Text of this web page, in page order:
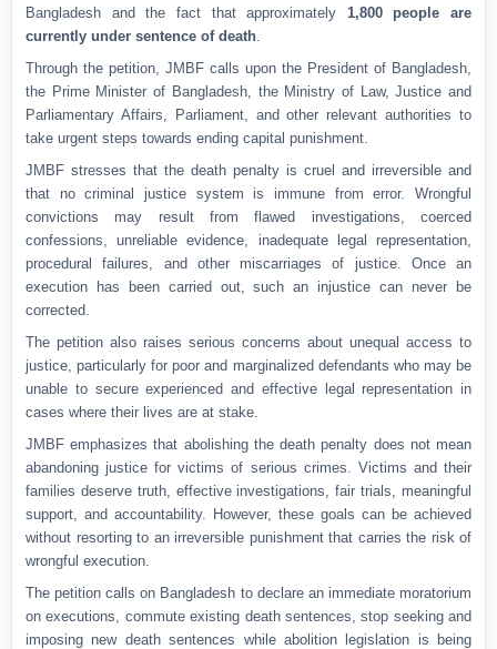
Bangladesh and the fact that approximately 1,800 people are
currently under sentence of death
Through the petition, JMBF calls upon the President of Bangladesh,
the Prime Minister of Bangladesh, the Ministry of Law, Justice and
Parliamentary Affairs, Parliament, and other relevant authorities to
take urgent steps towards ending capital punishment.
JMBF stresses that the death penalty is cruel and irreversible and
that no criminal justice system is immune from error. Wrongful
convictions may result from flawed investigations, coerced
confessions, unreliable evidence, inadequate legal representation,
procedural failures, and other miscarriages of justice. Once an
execution has been carried out, such an injustice can never be
corrected.
The petition also raises serious concerns about unequal access to
justice, particularly for poor and marginalized defendants who may be
unable to secure experienced and effective legal representation in
cases where their lives are at stake.
JMBF emphasizes that abolishing the death penalty does not mean
abandoning justice for victims of serious crimes. Victims and their
families deserve truth, effective investigations, fair trials, meaningful
support, and accountability. However, these goals can be achieved
without resorting to an irreversible punishment that carries the risk of
wrongful execution.
The petition calls on Bangladesh to declare an immediate moratorium
on executions, commute existing death sentences, stop seeking and
imposing new death sentences while abolition legislation is being